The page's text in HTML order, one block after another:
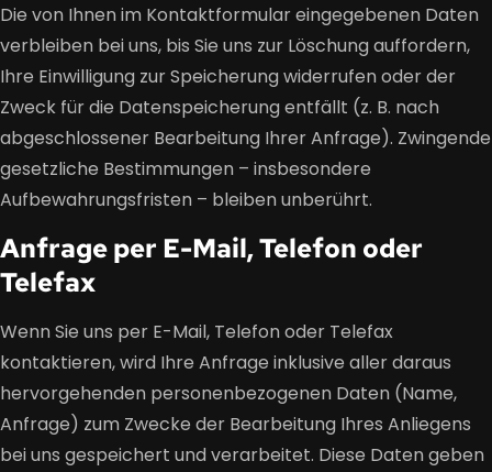
Die von Ihnen im Kontaktformular eingegebenen Daten
verbleiben bei uns, bis Sie uns zur Löschung auffordern,
Ihre Einwilligung zur Speicherung widerrufen oder der
Zweck für die Datenspeicherung entfällt (z. B. nach
abgeschlossener Bearbeitung Ihrer Anfrage). Zwingende
gesetzliche Bestimmungen – insbesondere
Aufbewahrungsfristen – bleiben unberührt.
Anfrage per E-Mail, Telefon oder
Telefax
Wenn Sie uns per E-Mail, Telefon oder Telefax
kontaktieren, wird Ihre Anfrage inklusive aller daraus
hervorgehenden personenbezogenen Daten (Name,
Anfrage) zum Zwecke der Bearbeitung Ihres Anliegens
bei uns gespeichert und verarbeitet. Diese Daten geben